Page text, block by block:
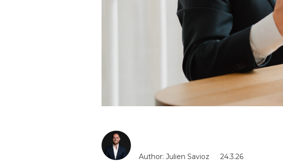
Author: Julien Savioz 24.3.26